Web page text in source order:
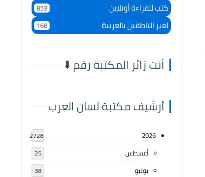
كتب للقراءة أونلاين 853
لغير الناطقين بالعربية 168
أنت زائر المكتبة رقم ⬇️
أرشيف مكتبة لسان العرب
2026
2728
أغسطس 25
يوليو 38